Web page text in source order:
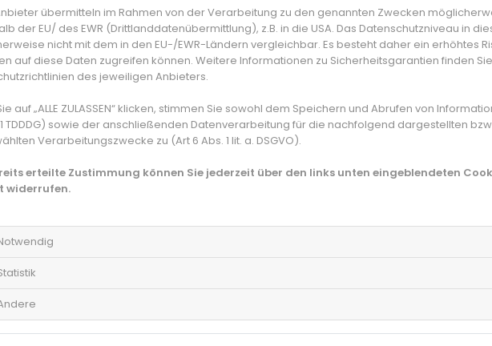
Kontaktlinsen & falsche Pflege
Kontaktlinsen können die Hornhaut reizen, besonders
nicht richtig passen, oder nicht korrekt gereinigt
und gute Hygiene am Auge. Anzeichen von zu engen
oft ein Fremdkörpergefühl, Rötungen, und
übermitteln im Rahmen von der Verarbeitung zu den genannten Zwecken
der EU/ des EWR (Drittlanddatenübermittlung), z.B. in die USA. Das Datenschutzniveau in
nicht mit dem in den EU-/EWR-Ländern vergleichbar. Es besteht daher ein erhöhtes
auf diese Daten zugreifen können. Weitere Informationen zu Sicherheitsgarantien finden
des jeweiligen Anbieters.
auf „ALLE ZULASSEN“ klicken, stimmen Sie sowohl dem Speichern und Abrufen von
1 TDDDG) sowie der anschließenden Datenverarbeitung für die nachfolgend dargestellten
Verarbeitungszwecke zu (Art 6 Abs. 1 lit. a. DSGVO).
erteilte Zustimmung können Sie jederzeit über den links unten eingeblendeten
widerrufen.